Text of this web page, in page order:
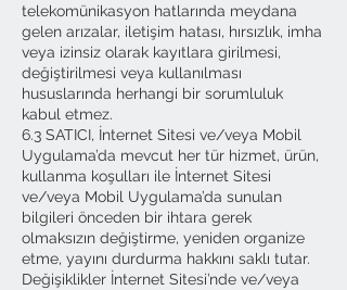
telekomünikasyon hatlarında meydana
gelen arızalar, iletişim hatası, hırsızlık, imha
veya izinsiz olarak kayıtlara girilmesi,
değiştirilmesi veya kullanılması
hususlarında herhangi bir sorumluluk
kabul etmez.
6.3 SATICI, İnternet Sitesi ve/veya Mobil
Uygulama’da mevcut her tür hizmet, ürün,
kullanma koşulları ile İnternet Sitesi
ve/veya Mobil Uygulama’da sunulan
bilgileri önceden bir ihtara gerek
olmaksızın değiştirme, yeniden organize
etme, yayını durdurma hakkını saklı tutar.
Değişiklikler İnternet Sitesi’nde ve/veya